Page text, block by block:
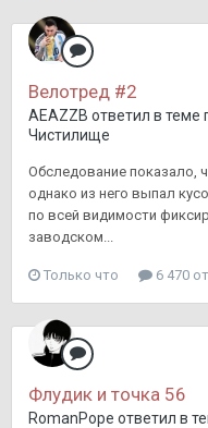
Велотред #2
AEAZZB ответил в теме
Чистилище
Обследование показало,
однако из него выпал
по всей видимости
заводском...
Только что 6 470
Флудик и точка 56
RomanPope ответил в